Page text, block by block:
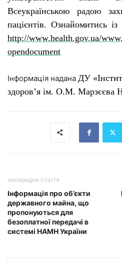
Всеукраїнською радою
пацієнтів. Ознайомитись
http://www.health.gov.ua/
opendocument
Інформація надана ДУ
здоров’я ім. О.М.
попередня стаття
Інформація про об’єкти
державного майна, що
пропонуються для
безоплатної передачі в
системі НАМН України